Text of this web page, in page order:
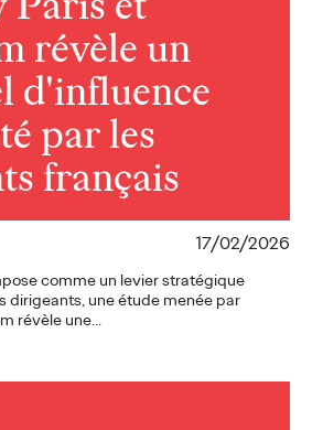
révèle un
d'influence
par les
français
17/02/2026
comme un levier stratégique
dirigeants, une étude menée par
révèle une…